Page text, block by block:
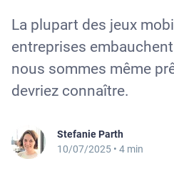
La plupart des jeux
entreprises
nous sommes même
devriez connaître.
Stefanie Parth
10/07/2025 • 4 min